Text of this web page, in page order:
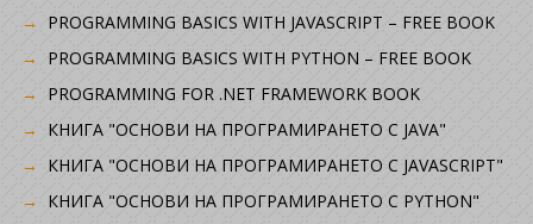
PROGRAMMING BASICS WITH JAVASCRIPT – FREE BOOK
PROGRAMMING BASICS WITH PYTHON – FREE BOOK
PROGRAMMING FOR .NET FRAMEWORK BOOK
КНИГА "ОСНОВИ НА ПРОГРАМИРАНЕТО С JAVA"
КНИГА "ОСНОВИ НА ПРОГРАМИРАНЕТО С JAVASCRIPT"
КНИГА "ОСНОВИ НА ПРОГРАМИРАНЕТО С PYTHON"